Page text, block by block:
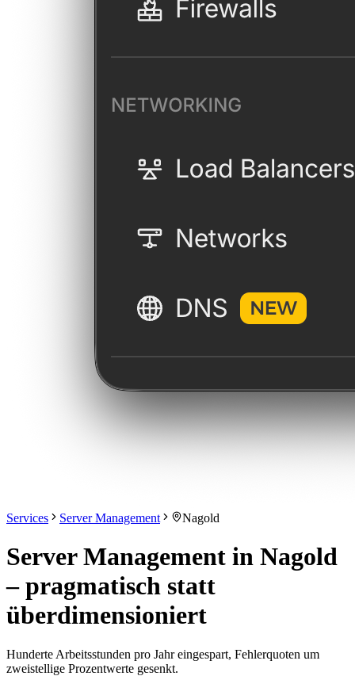
Services Server Management Nagold
Server Management in Nagold
– pragmatisch statt
überdimensioniert
Hunderte Arbeitsstunden pro Jahr eingespart, Fehlerquoten um
zweistellige Prozentwerte gesenkt.